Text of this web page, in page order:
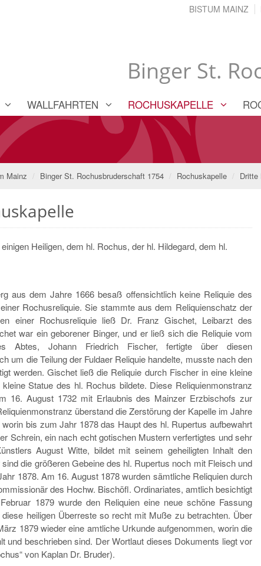
Binger St.
BISTUM MAINZ
WALLFAHRTEN ROCHUSKAPELLE
Mainz Binger St. Rochusbruderschaft 1754 Rochuskapelle Dritte
Heiligen, dem hl. Rochus, der hl. Hildegard, dem hl.
aus dem Jahre 1666 besaß of­fensichtlich keine Reliquie des
Rochusreliquie. Sie stammte aus dem Reliquienschatz der
einer Rochusreliquie ließ Dr. Franz Gischet, Leib­arzt des
war ein geborener Binger, und er ließ sich die Reliquie vom
Abtes, Johann Friedrich Fischer, fertigte über diesen
um die Teilung der Fuldaer Reliquie handelte, musste nach den
werden. Gischet ließ die Reliquie durch Fischer in eine kleine
Statue des hl. Rochus bildete. Diese Reliquienmonstranz
16. August 1732 mit Erlaubnis des Mainzer Erzbischofs zur
überstand die Zerstörung der Kapelle im Jahre
bis zum Jahr 1878 das Haupt des hl. Rupertus aufbewahrt
Schrein, ein nach echt gotischen Mustern verfertigtes und sehr
August Witte, bildet mit seinem geheiligten Inhalt den
die größeren Gebeine des hl. Rupertus noch mit Fleisch und
1878. Am 16. August 1878 wurden sämtliche Reliquien durch
des Hochw. Bischöfl. Ordinariates, amtlich besichtigt
1879 wurde den Reliquien eine neue schöne Fassung
heiligen Überreste so recht mit Muße zu betrachten. Über
1879 wieder eine amtliche Urkunde aufgenommen, worin die
und beschrieben sind. Der Wortlaut dieses Dokuments liegt vor
von Kaplan Dr. Bruder).